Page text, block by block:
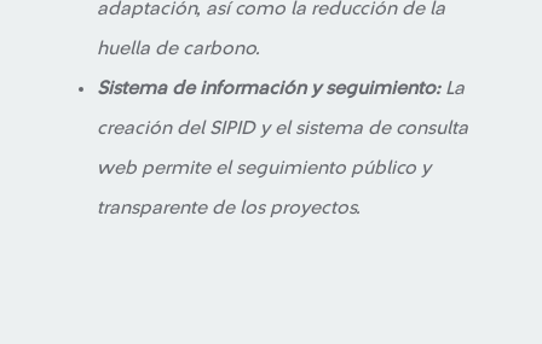
adaptación, así como la reducción de la
huella de carbono.
Sistema de información y seguimiento:La
creación del SIPID y el sistema de consulta
web permite el seguimiento público y
transparente de los proyectos.